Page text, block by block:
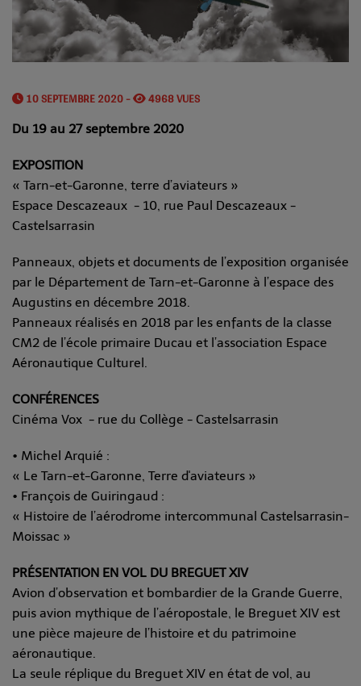
10 SEPTEMBRE 2020 - 4968 VUES
Du 19 au 27 septembre 2020
EXPOSITION
« Tarn-et-Garonne, terre d’aviateurs »
Espace Descazeaux - 10, rue Paul Descazeaux -
Castelsarrasin
Panneaux, objets et documents de l’exposition organisée
par le Département de Tarn-et-Garonne à l’espace des
Augustins en décembre 2018.
Panneaux réalisés en 2018 par les enfants de la classe
CM2 de l’école primaire Ducau et l’association Espace
Aéronautique Culturel.
CONFÉRENCES
Cinéma Vox - rue du Collège - Castelsarrasin
• Michel Arquié :
« Le Tarn-et-Garonne, Terre d'aviateurs »
• François de Guiringaud :
« Histoire de l’aérodrome intercommunal Castelsarrasin-
Moissac »
PRÉSENTATION EN VOL DU BREGUET XIV
Avion d’observation et bombardier de la Grande Guerre,
puis avion mythique de l’aéropostale, le Breguet XIV est
une pièce majeure de l’histoire et du patrimoine
aéronautique.
La seule réplique du Breguet XIV en état de vol, au